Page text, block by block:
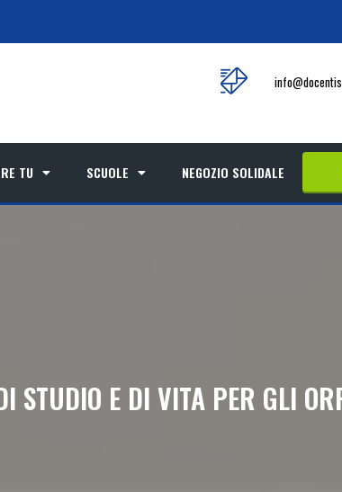
TU SCUOLE NEGOZIO SOLIDALE
STUDIO E DI VITA PER GLI